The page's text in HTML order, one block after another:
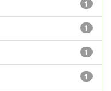
1
1
1
1